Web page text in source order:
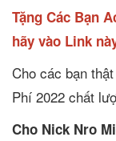
Tặng Các Bạn
hãy vào Link
Cho các bạn
Phí 2022 chất
Cho Nick Nro